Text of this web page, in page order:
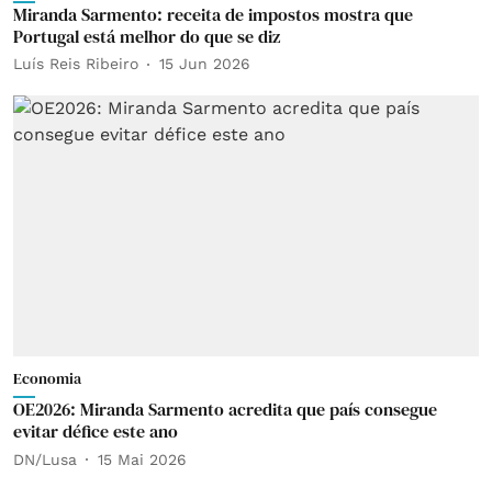
Miranda Sarmento: receita de impostos mostra que
Portugal está melhor do que se diz
Luís Reis Ribeiro 15 Jun 2026
Economia
OE2026: Miranda Sarmento acredita que país consegue
evitar défice este ano
DN/Lusa 15 Mai 2026